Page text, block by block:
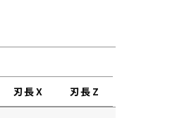
刃長 X 刃長 Z